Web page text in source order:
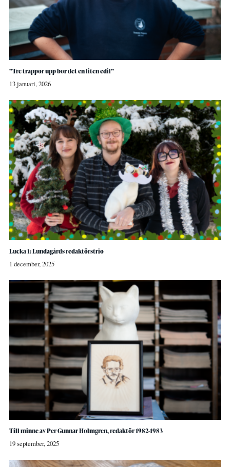
”Tre trappor upp bor det en liten edil”
13 januari, 2026
Lucka 1: Lundagårds redaktörstrio
1 december, 2025
Till minne av Per Gunnar Holmgren, redaktör 1982-1983
19 september, 2025